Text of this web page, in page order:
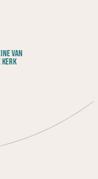
VAN
KERK